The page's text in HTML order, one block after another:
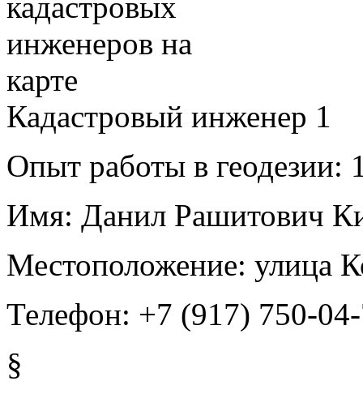
Кадастровый инженер 1
Опыт работы в геодезии:
Имя: Данил Рашитович
Местоположение: улица
Телефон: +7 (917) 750-
§